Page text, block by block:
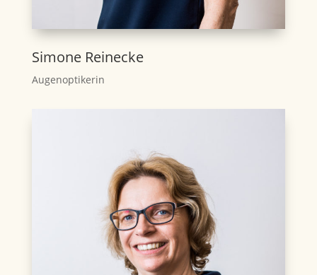
Simone Reinecke
Augenoptikerin